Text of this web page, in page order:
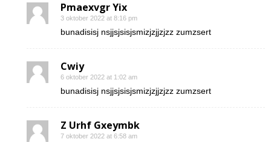
Pmaexvgr Yix
3 oktober 2022 at 8:16 pm
bunadisisj nsjjsjsisjsmizjzjjzjzz zumzsert
Cwiy
6 oktober 2022 at 1:02 am
bunadisisj nsjjsjsisjsmizjzjjzjzz zumzsert
Z Urhf Gxeymbk
7 oktober 2022 at 6:58 am